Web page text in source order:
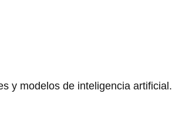
y modelos de inteligencia artificial.